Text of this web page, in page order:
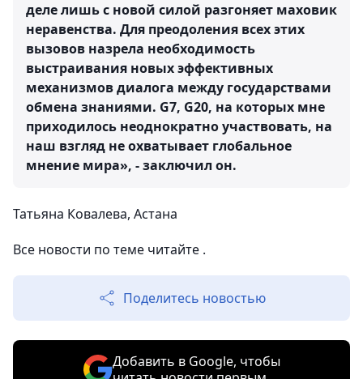
деле лишь с новой силой разгоняет маховик
неравенства. Для преодоления всех этих
вызовов назрела необходимость
выстраивания новых эффективных
механизмов диалога между государствами
обмена знаниями. G7, G20, на которых мне
приходилось неоднократно участвовать, на
наш взгляд не охватывает глобальное
мнение мира», - заключил он.
Татьяна Ковалева, Астана
Все новости по теме читайте .
Поделитесь новостью
Добавить в Google, чтобы